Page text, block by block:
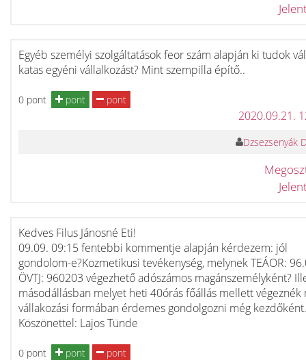
Egyéb személyi szolgáltatások feor szám alapján ki tudok
katas egyéni vállalkozást? Mint szempilla építő..
0 pont pont pont
2020.09.21.
Dzsezsenyák
Kedves Filus Jánosné Eti!
09.09. 09:15 fentebbi kommentje alapján kérdezem: jól
gondolom-e?Kozmetikusi tevékenység, melynek TEÁOR:
ÖVTJ: 960203 végezhető adószámos magánszemélyként?
másodállásban melyet heti 40órás főállás mellett végeznék
vállakozási formában érdemes gondolgozni még kezdőként.
Köszönettel: Lajos Tünde
0 pont pont pont